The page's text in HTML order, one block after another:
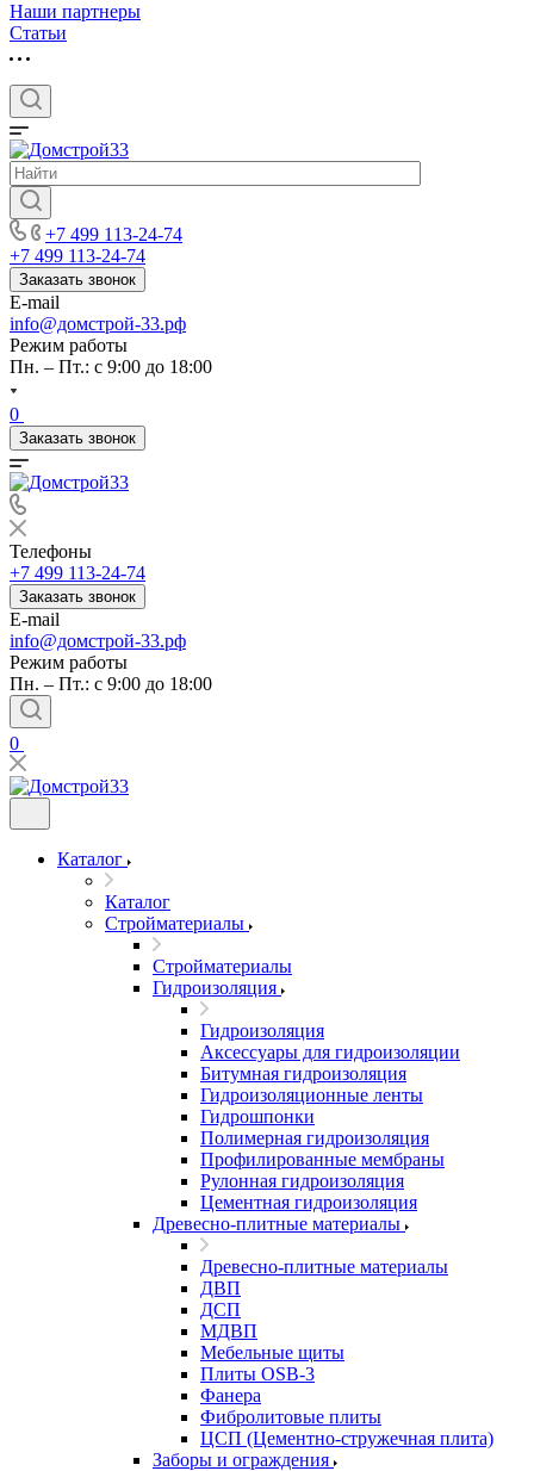
Наши партнеры
Статьи
+7 499 113-24-74
+7 499 113-24-74
Заказать звонок
E-mail
info@домстрой-33.рф
Режим работы
Пн. – Пт.: с 9:00 до 18:00
0
Заказать звонок
Телефоны
+7 499 113-24-74
Заказать звонок
E-mail
info@домстрой-33.рф
Режим работы
Пн. – Пт.: с 9:00 до 18:00
0
Каталог
Каталог
Стройматериалы
Стройматериалы
Гидроизоляция
Гидроизоляция
Аксессуары для гидроизоляции
Битумная гидроизоляция
Гидроизоляционные ленты
Гидрошпонки
Полимерная гидроизоляция
Профилированные мембраны
Рулонная гидроизоляция
Цементная гидроизоляция
Древесно-плитные материалы
Древесно-плитные материалы
ДВП
ДСП
МДВП
Мебельные щиты
Плиты OSB-3
Фанера
Фибролитовые плиты
ЦСП (Цементно-стружечная плита)
Заборы и ограждения